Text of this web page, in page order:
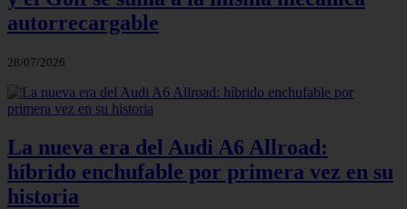
autorrecargable
28/07/2026
La nueva era del Audi A6 Allroad:
híbrido enchufable por primera vez en su
historia